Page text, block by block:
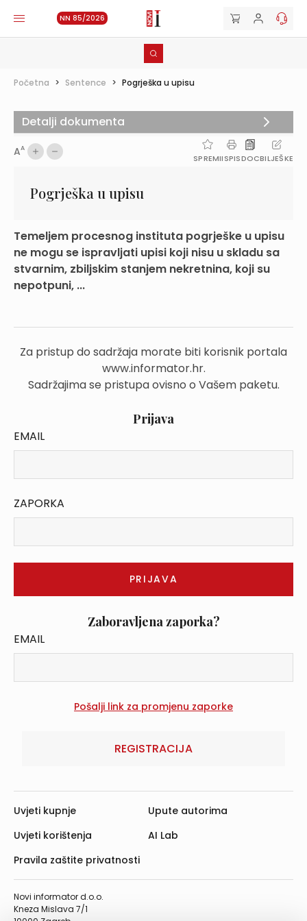
NN 85/2026
Početna > Sentence > Pogrješka u upisu
AA
SPREMIISPISDOCBILJEŠKE
Pogrješka u upisu
Temeljem procesnog instituta pogrješke u upisu
ne mogu se ispravljati upisi koji nisu u skladu sa
stvarnim, zbiljskim stanjem nekretnina, koji su
nepotpuni, ...
Za pristup do sadržaja morate biti korisnik portala
www.informator.hr.
Sadržajima se pristupa ovisno o Vašem paketu.
Prijava
EMAIL
ZAPORKA
Zaboravljena zaporka?
EMAIL
REGISTRACIJA
Detalji dokumenta
Novi informator d.o.o.
Kneza Mislava 7/1
Uvjeti kupnje
Uvjeti korištenja
Pravila zaštite privatnosti
Upute autorima
AI Lab